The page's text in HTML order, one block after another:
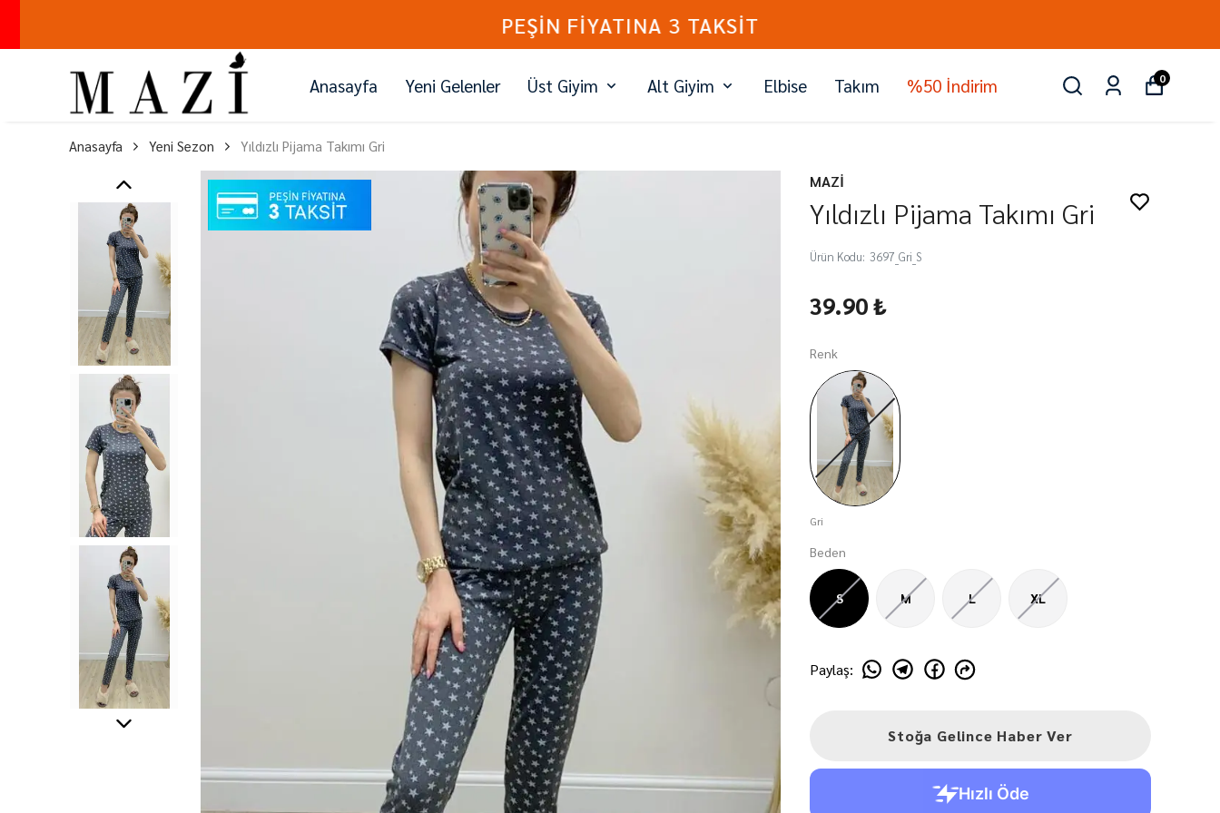
PEŞİN FİYATINA 3 TAKSİT
Anasayfa Yeni Gelenler Üst Giyim Alt Giyim Elbise Takım %50 İndirim 0
Anasayfa Yeni Sezon Yıldızlı Pijama Takımı Gri
MAZİ
Yıldızlı Pijama Takımı Gri
Ürün Kodu: 3697_Gri_S
39.90 ₺
Renk
Gri
Beden
S M L XL
Paylaş:
Stoğa Gelince Haber Ver